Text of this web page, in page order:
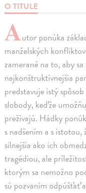
O TITULE
Autor ponúka
manželských
zamerané na to, aby
najkonštruktívnejšia
predstavuje istý
slobody, keďže
prežívajú. Hádky
s nadšením a s
silnejšia ako ich
tragédiou, ale
ktorým sa nemožno
sú pozvaním odpúšťať